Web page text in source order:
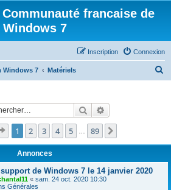
francaise de
Windows 7
Connexion
Inscription
Windows 7 Matériels
Rechercher
Page 1sur89
1 2 3 4 5 89
Annonces
de Windows 7 le 14 janvier 2020
« sam. 24 oct. 2020 10:30
Générales